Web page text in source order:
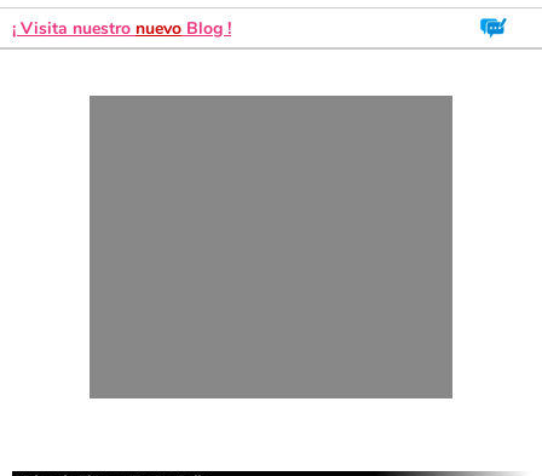
¡ Visita nuestro nuevo Blog !